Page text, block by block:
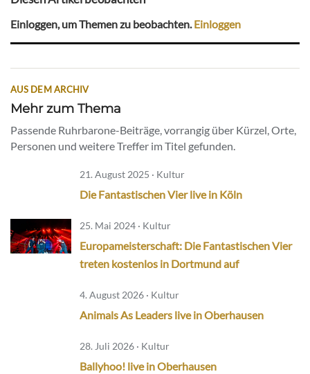
Einloggen, um Themen zu beobachten. Einloggen
AUS DEM ARCHIV
Mehr zum Thema
Passende Ruhrbarone-Beiträge, vorrangig über Kürzel, Orte,
Personen und weitere Treffer im Titel gefunden.
21. August 2025 · Kultur
Die Fantastischen Vier live in Köln
25. Mai 2024 · Kultur
Europameisterschaft: Die Fantastischen Vier
treten kostenlos in Dortmund auf
4. August 2026 · Kultur
Animals As Leaders live in Oberhausen
28. Juli 2026 · Kultur
Ballyhoo! live in Oberhausen